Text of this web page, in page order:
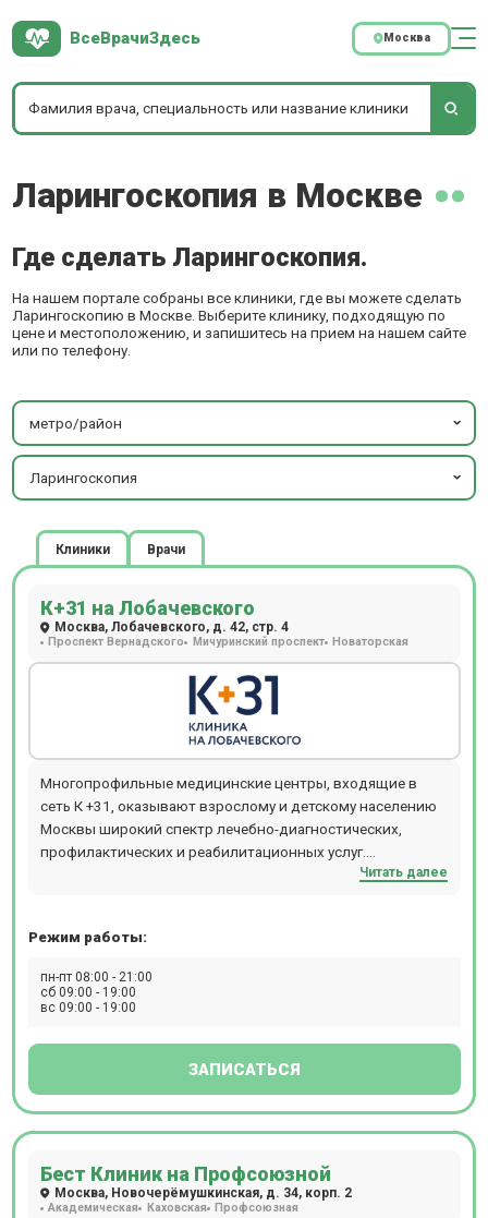
ВсеВрачиЗдесь Москва
Ларингоскопия в Москве
Где сделать Ларингоскопия.
На нашем портале собраны все клиники, где вы можете сделать
Ларингоскопию в Москве. Выберите клинику, подходящую по
цене и местоположению, и запишитесь на прием на нашем сайте
или по телефону.
метро/район
Ларингоскопия
Клиники Врачи
К+31 на Лобачевского
Москва, Лобачевского, д. 42, стр. 4
Проспект Вернадского Мичуринский проспект Новаторская
Многопрофильные медицинские центры, входящие в
сеть К +31, оказывают взрослому и детскому населению
Москвы широкий спектр лечебно-диагностических,
профилактических и реабилитационных услуг.
Обратившись в медцентр К +31, можно получить
уролога, гастроэнтеролога, ортопеда, невролога,
специалистов.
Читать далее
Режим работы:
пн-пт 08:00 - 21:00
сб 09:00 - 19:00
вс 09:00 - 19:00
ЗАПИСАТЬСЯ
Бест Клиник на Профсоюзной
Москва, Новочерёмушкинская, д. 34, корп. 2
Академическая Каховская Профсоюзная